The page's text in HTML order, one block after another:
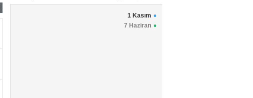
1 Kasım
7 Haziran